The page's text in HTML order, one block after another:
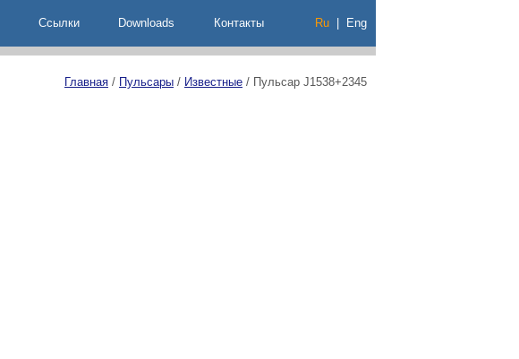
Ccылки Downloads Контакты Ru Eng
Главная / Пульсары / Известные / Пульсар J1538+2345